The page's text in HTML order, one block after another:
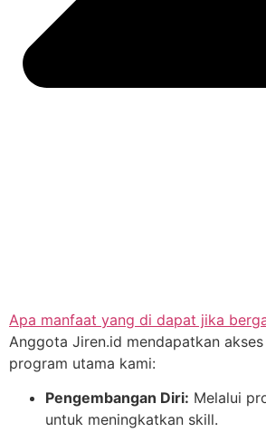
Apa manfaat yang di dapat jika
Anggota Jiren.id mendapatkan
program utama kami:
Pengembangan Diri: Melalui
untuk meningkatkan skill.